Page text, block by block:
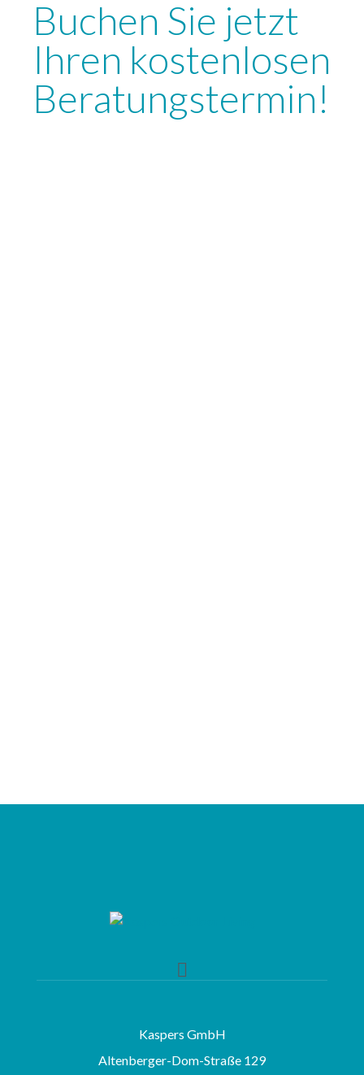
Buchen Sie jetzt
Ihren kostenlosen
Beratungstermin!
Kaspers GmbH
Altenberger-Dom-Straße 129